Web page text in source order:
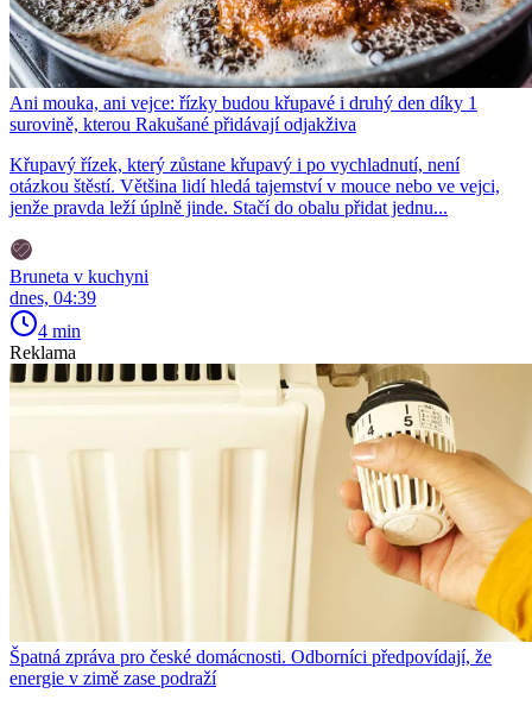
Ani mouka, ani vejce: řízky budou křupavé i druhý den díky 1
surovině, kterou Rakušané přidávají odjakživa
Křupavý řízek, který zůstane křupavý i po vychladnutí, není
otázkou štěstí. Většina lidí hledá tajemství v mouce nebo ve vejci,
jenže pravda leží úplně jinde. Stačí do obalu přidat jednu...
Bruneta v kuchyni
dnes, 04:39
4 min
Reklama
Špatná zpráva pro české domácnosti. Odborníci předpovídají, že
energie v zimě zase podraží